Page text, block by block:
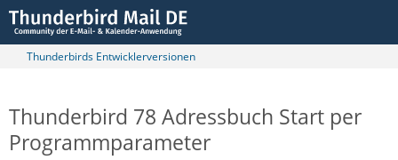
Thunderbirds Entwicklerversionen
Thunderbird 78 Adressbuch Start per
Programmparameter